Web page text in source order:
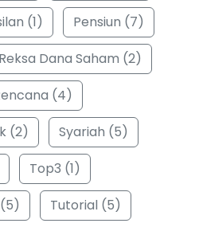
(1)
Pensiun (7)
Reksa Dana Saham (2)
(4)
(2)
Syariah (5)
Top3 (1)
Tutorial (5)